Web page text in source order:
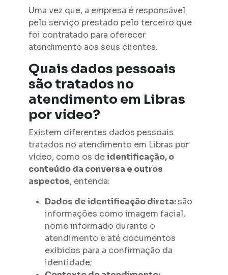
Uma vez que, a empresa é responsável
pelo serviço prestado pelo terceiro que
foi contratado para oferecer
atendimento aos seus clientes.
Quais dados pessoais
são tratados no
atendimento em Libras
por vídeo?
Existem diferentes dados pessoais
tratados no atendimento em Libras por
vídeo, como os deidentificação, o
conteúdo da conversa e outros
aspectos, entenda:
Dados de identificação direta:são
informações como imagem facial,
nome informado durante o
atendimento e até documentos
exibidos para a confirmação da
identidade;